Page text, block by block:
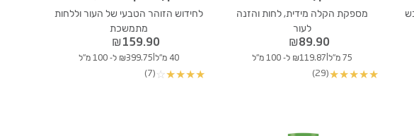
מספקת הקלה מידית, לחות והזנה
לעור
₪89.90
75 מ"ל | ₪119.87 ל- 100 מ"ל
★
★
★
★
★
(29)
לחידוש הזוהר הטבעי של העור וללחות
מתמשכת
₪159.90
40 מ"ל | ₪399.75 ל- 100 מ"ל
★
★
★
★
☆
(7)